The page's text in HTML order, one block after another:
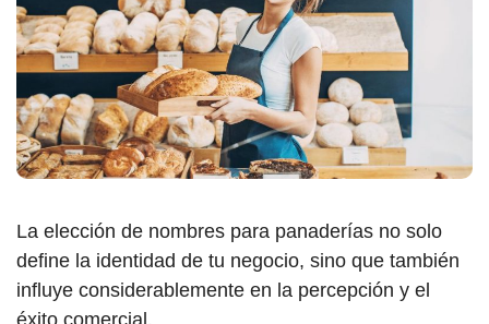
La elección de nombres para panaderías no solo
define la identidad de tu negocio, sino que también
influye considerablemente en la percepción y el
éxito comercial.